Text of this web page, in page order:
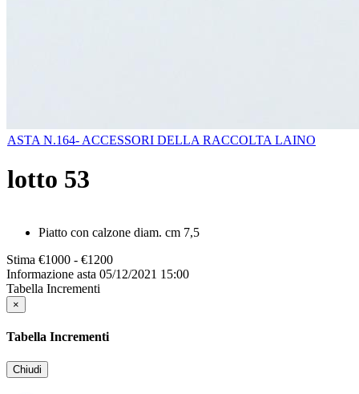
ASTA N.164- ACCESSORI DELLA RACCOLTA LAINO
lotto 53
Piatto con calzone diam. cm 7,5
Stima €1000 - €1200
Informazione asta 05/12/2021 15:00
Tabella Incrementi
×
Tabella Incrementi
Chiudi